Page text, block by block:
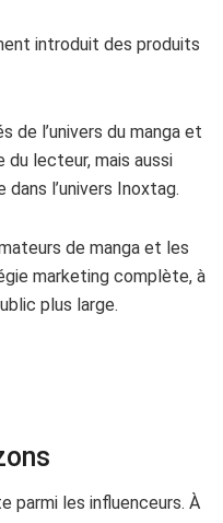
introduit des produits
l’univers du manga et
lecteur, mais aussi
l’univers Inoxtag.
de manga et les
marketing complète, à
plus large.
parmi les influenceurs. À